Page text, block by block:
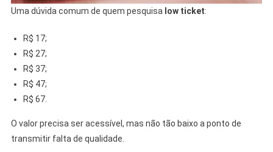
Uma dúvida comum de quem pesquisa low ticket:
R$ 17;
R$ 27;
R$ 37;
R$ 47;
R$ 67.
O valor precisa ser acessível, mas não tão baixo a ponto de
transmitir falta de qualidade.